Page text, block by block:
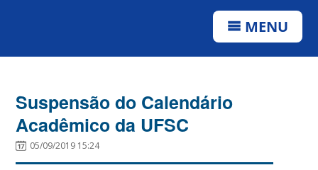
MENU
Suspensão do Calendário
Acadêmico da UFSC
05/09/2019 15:24